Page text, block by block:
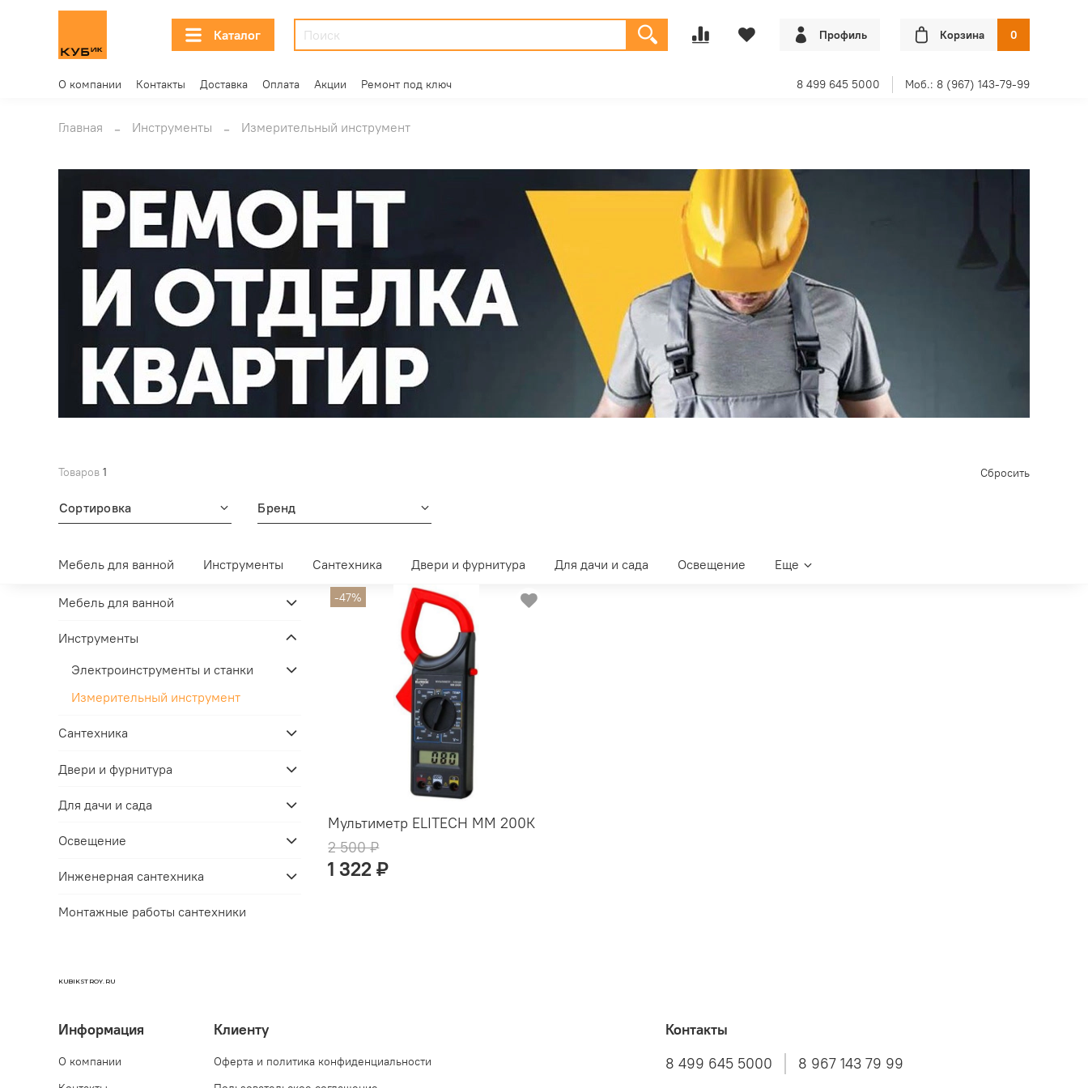
Каталог Профиль Корзина 0
О компании Контакты Доставка Оплата Акции Ремонт под ключ 8 499 645 5000 Моб.: 8 (967) 143-79-99
Главная Инструменты Измерительный инструмент
Товаров 1 Сбросить
Сортировка Бренд
Мебель для ванной Инструменты Сантехника Двери и фурнитура Для дачи и сада Освещение Еще
-47%
Мультиметр ELITECH ММ 200К
2 500 ₽
1 322 ₽
Мебель для ванной
Инструменты
Электроинструменты и станки
Измерительный инструмент
Сантехника
Двери и фурнитура
Для дачи и сада
Освещение
Инженерная сантехника
Монтажные работы сантехники
KUBIKSTROY.RU
Информация
О компании
Клиенту
Оферта и политика конфиденциальности
Контакты
8 499 645 5000
8 967 143 79 99